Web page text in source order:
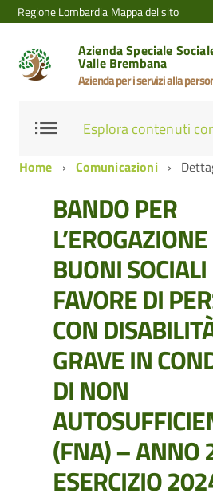
Regione Lombardia Mappa del sito
Azienda Speciale
Valle Brembana
Azienda per i servizi alla
Esplora contenuti
Home Comunicazioni
BANDO PER
BUONI
FAVORE DI
CON
GRAVE IN
DI NON
(FNA) – ANNO
ESERCIZIO